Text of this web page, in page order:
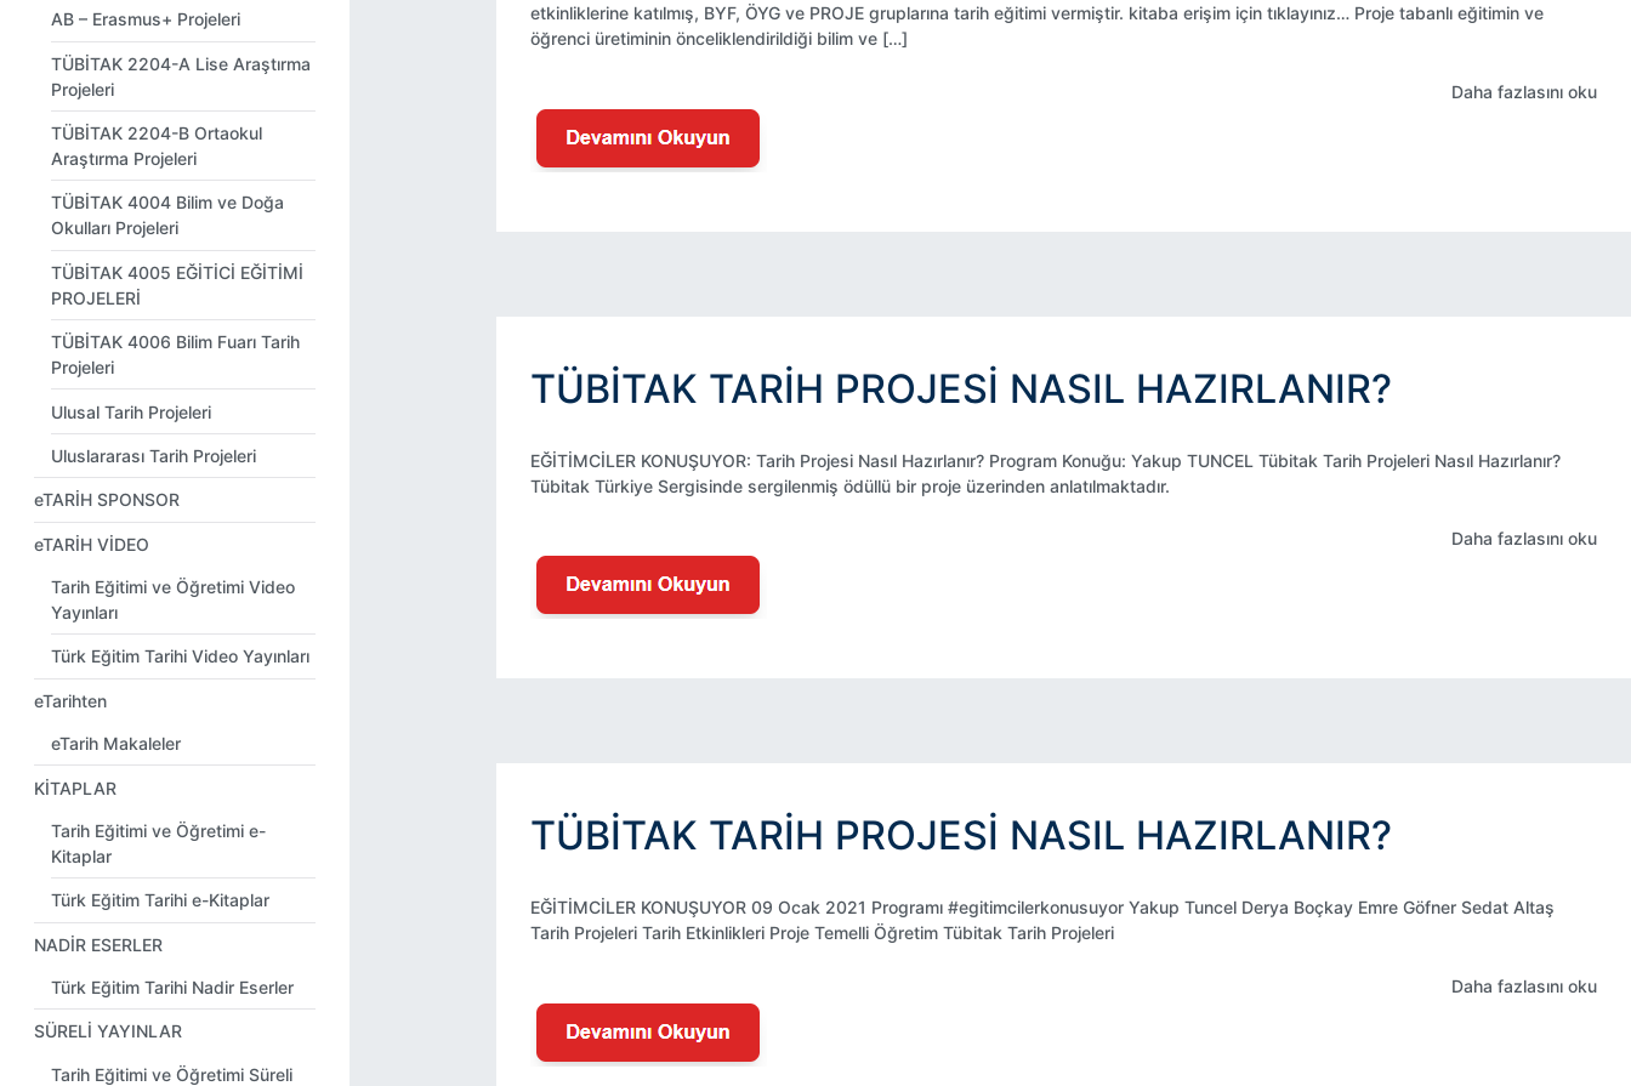
etkinliklerine katılmış, BYF, ÖYG ve PROJE gruplarına tarih eğitimi vermiştir. kitaba erişim için tıklayınız… Proje tabanlı eğitimin ve
öğrenci üretiminin önceliklendirildiği bilim ve […]
Daha fazlasını oku
TÜBİTAK TARIH PROJESI NASIL HAZIRLANIR?
EĞİTİMCİLER KONUŞUYOR: Tarih Projesi Nasıl Hazırlanır? Program Konuğu: Yakup TUNCEL Tübitak Tarih Projeleri Nasıl Hazırlanır?
Tübitak Türkiye Sergisinde sergilenmiş ödüllü bir proje üzerinden anlatılmaktadır.
Daha fazlasını oku
TÜBİTAK TARIH PROJESI NASIL HAZIRLANIR?
EĞİTİMCİLER KONUŞUYOR 09 Ocak 2021 Programı #egitimcilerkonusuyor Yakup Tuncel Derya Boçkay Emre Göfner Sedat Altaş
Tarih Projeleri Tarih Etkinlikleri Proje Temelli Öğretim Tübitak Tarih Projeleri
Daha fazlasını oku
AB – Erasmus+ Projeleri
TÜBİTAK 2204-A Lise Araştırma
Projeleri
TÜBİTAK 2204-B Ortaokul
Araştırma Projeleri
TÜBİTAK 4004 Bilim ve Doğa
Okulları Projeleri
TÜBİTAK 4005 EĞİTİCİ EĞİTİMİ
PROJELERİ
TÜBİTAK 4006 Bilim Fuarı Tarih
Projeleri
Ulusal Tarih Projeleri
Uluslararası Tarih Projeleri
eTARİH SPONSOR
eTARİH VİDEO
Tarih Eğitimi ve Öğretimi Video
Yayınları
Türk Eğitim Tarihi Video Yayınları
eTarihten
eTarih Makaleler
KİTAPLAR
Tarih Eğitimi ve Öğretimi e-
Kitaplar
Türk Eğitim Tarihi e-Kitaplar
NADİR ESERLER
Türk Eğitim Tarihi Nadir Eserler
SÜRELİ YAYINLAR
Tarih Eğitimi ve Öğretimi Süreli